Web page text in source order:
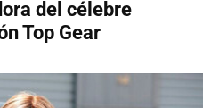
del célebre
Top Gear